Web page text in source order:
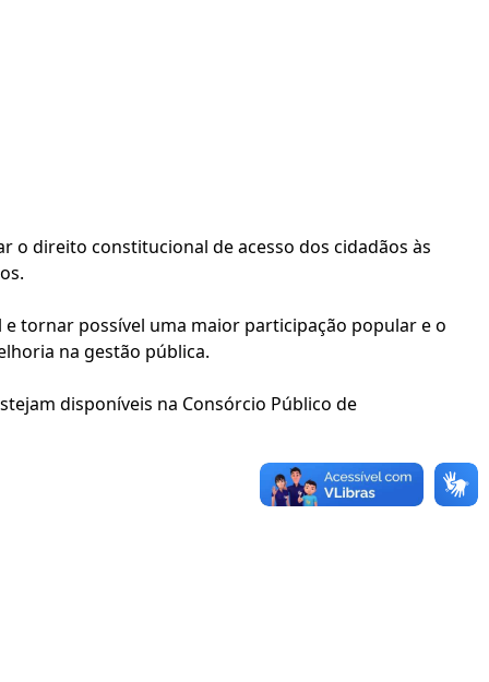
o direito constitucional de acesso dos cidadãos às
tornar possível uma maior participação popular e o
na gestão pública.
disponíveis na Consórcio Público de